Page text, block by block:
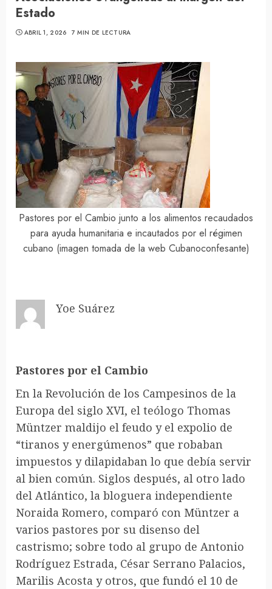
Estado
ABRIL 1, 2026 7 MIN DE LECTURA
Pastores por el Cambio junto a los alimentos recaudados
para ayuda humanitaria e incautados por el régimen
cubano (imagen tomada de la web Cubanoconfesante)
Yoe Suárez
Pastores por el Cambio
En la Revolución de los Campesinos de la
Europa del siglo XVI, el teólogo Thomas
Müntzer maldijo el feudo y el expolio de
“tiranos y energúmenos” que robaban
impuestos y dilapidaban lo que debía servir
al bien común. Siglos después, al otro lado
del Atlántico, la bloguera independiente
Noraida Romero, comparó con Müntzer a
varios pastores por su disenso del
castrismo; sobre todo al grupo de Antonio
Rodríguez Estrada, César Serrano Palacios,
Marilis Acosta y otros, que fundó el 10 de